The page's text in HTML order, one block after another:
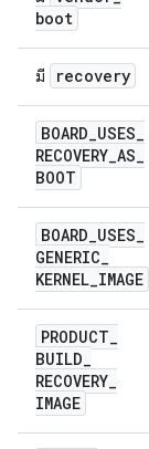
boot
มี recovery
BOARD_USES_
RECOVERY_AS_
BOOT
BOARD_USES_
GENERIC_
KERNEL_IMAGE
PRODUCT_
BUILD_
RECOVERY_
IMAGE